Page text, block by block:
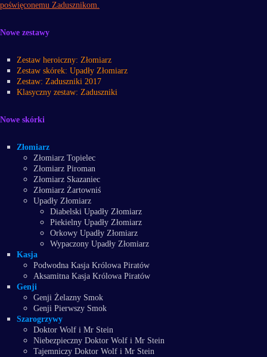
poświęconemu Zadusznikom.
Nowe zestawy
Zestaw heroiczny: Złomiarz
Zestaw skórek: Upadły Złomiarz
Zestaw: Zaduszniki 2017
Klasyczny zestaw: Zaduszniki
Nowe skórki
Złomiarz
Złomiarz Topielec
Złomiarz Piroman
Złomiarz Skazaniec
Złomiarz Żartowniś
Upadły Złomiarz
Diabelski Upadły Złomiarz
Piekielny Upadły Złomiarz
Orkowy Upadły Złomiarz
Wypaczony Upadły Złomiarz
Kasja
Podwodna Kasja Królowa Piratów
Aksamitna Kasja Królowa Piratów
Genji
Genji Żelazny Smok
Genji Pierwszy Smok
Szarogrzywy
Doktor Wolf i Mr Stein
Niebezpieczny Doktor Wolf i Mr Stein
Tajemniczy Doktor Wolf i Mr Stein